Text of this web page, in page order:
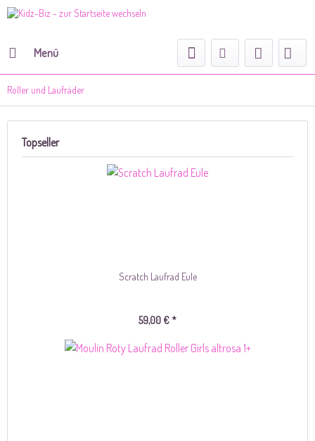
Menü
Roller und Laufräder
Topseller
Scratch Laufrad Eule
59,00 € *